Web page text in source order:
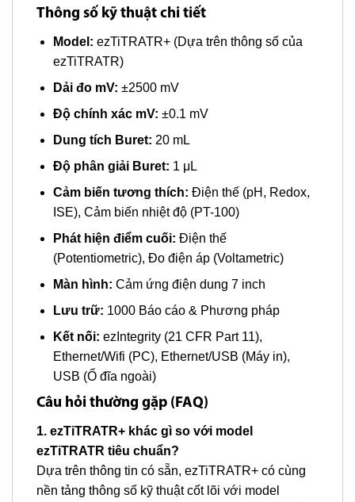
Thông số kỹ thuật chi tiết
Model: ezTiTRATR+ (Dựa trên thông số của
ezTiTRATR)
Dải đo mV: ±2500 mV
Độ chính xác mV: ±0.1 mV
Dung tích Buret: 20 mL
Độ phân giải Buret: 1 μL
Cảm biến tương thích: Điện thế (pH, Redox,
ISE), Cảm biến nhiệt độ (PT-100)
Phát hiện điểm cuối: Điện thế
(Potentiometric), Đo điện áp (Voltametric)
Màn hình: Cảm ứng điện dung 7 inch
Lưu trữ: 1000 Báo cáo & Phương pháp
Kết nối: ezIntegrity (21 CFR Part 11),
Ethernet/Wifi (PC), Ethernet/USB (Máy in),
USB (Ổ đĩa ngoài)
Câu hỏi thường gặp (FAQ)
1. ezTiTRATR+ khác gì so với model
ezTiTRATR tiêu chuẩn?
Dựa trên thông tin có sẵn, ezTiTRATR+ có cùng
nền tảng thông số kỹ thuật cốt lõi với model